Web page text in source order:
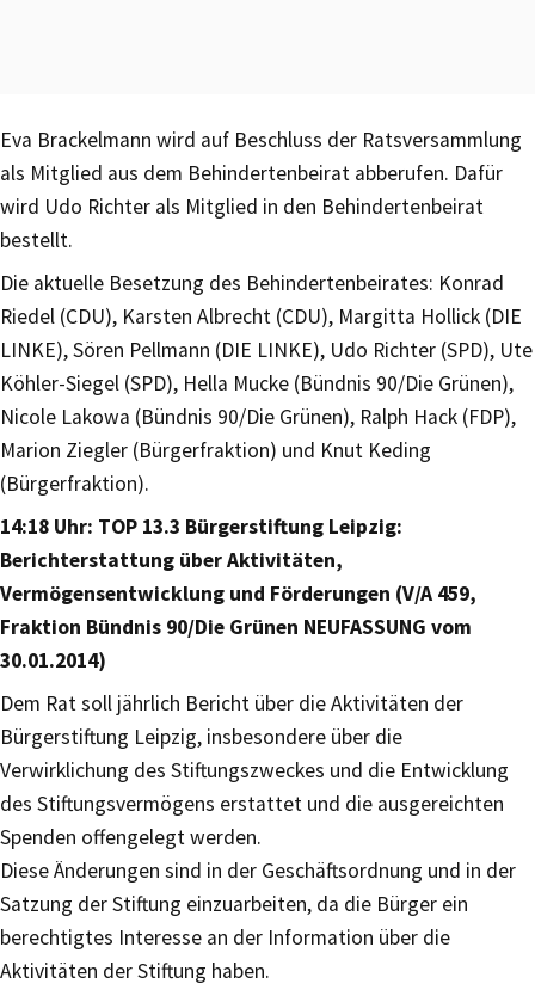
Eva Brackelmann wird auf Beschluss der Ratsversammlung
als Mitglied aus dem Behindertenbeirat abberufen. Dafür
wird Udo Richter als Mitglied in den Behindertenbeirat
bestellt.
Die aktuelle Besetzung des Behindertenbeirates: Konrad
Riedel (CDU), Karsten Albrecht (CDU), Margitta Hollick (DIE
LINKE), Sören Pellmann (DIE LINKE), Udo Richter (SPD), Ute
Köhler-Siegel (SPD), Hella Mucke (Bündnis 90/Die Grünen),
Nicole Lakowa (Bündnis 90/Die Grünen), Ralph Hack (FDP),
Marion Ziegler (Bürgerfraktion) und Knut Keding
(Bürgerfraktion).
14:18 Uhr: TOP 13.3 Bürgerstiftung Leipzig:
Berichterstattung über Aktivitäten,
Vermögensentwicklung und Förderungen (V/A 459,
Fraktion Bündnis 90/Die Grünen NEUFASSUNG vom
30.01.2014)
Dem Rat soll jährlich Bericht über die Aktivitäten der
Bürgerstiftung Leipzig, insbesondere über die
Verwirklichung des Stiftungszweckes und die Entwicklung
des Stiftungsvermögens erstattet und die ausgereichten
Spenden offengelegt werden.
Diese Änderungen sind in der Geschäftsordnung und in der
Satzung der Stiftung einzuarbeiten, da die Bürger ein
berechtigtes Interesse an der Information über die
Aktivitäten der Stiftung haben.